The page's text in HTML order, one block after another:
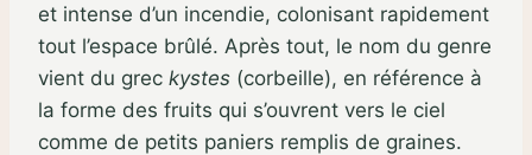
et intense d’un incendie, colonisant rapidement
tout l’espace brûlé. Après tout, le nom du genre
vient du grec kystes (corbeille), en référence à
la forme des fruits qui s’ouvrent vers le ciel
comme de petits paniers remplis de graines.